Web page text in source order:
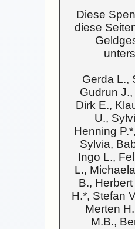
Diese
diese
Gerda L.,
Gudrun J.,
Dirk E.,
U.,
Henning
Sylvia,
Ingo L.,
L.,
B.,
H.*, Stefan
Merten
M.B.,